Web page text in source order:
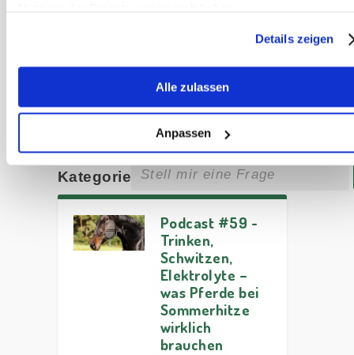
Details zeigen
Alle zulassen
Anpassen
Weitere
dieser
Kategorie
Podcast #59 -
Trinken,
Schwitzen,
Elektrolyte –
was Pferde bei
Sommerhitze
wirklich
brauchen